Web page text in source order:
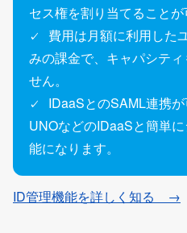
セス権を割り当てることが
✓
費用は月額に利用した
みの課金で、キャパシテ
せん。
✓
IDaaSとのSAML連携
UNOなどのIDaaSと簡単
能になります。
ID管理機能を詳しく知る →